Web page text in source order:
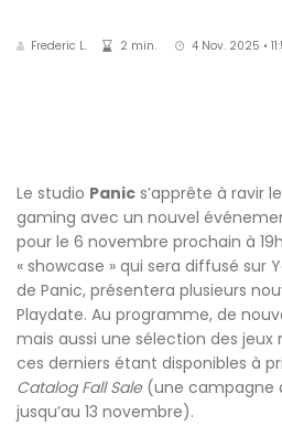
Frederic L. 2 min. 4 Nov. 2025 •
Le studio Panic s’apprête à ravir
gaming avec un nouvel
pour le 6 novembre prochain à
« showcase » qui sera diffusé sur
de Panic, présentera plusieurs
Playdate. Au programme, de
mais aussi une sélection des jeux
ces derniers étant disponibles à
Catalog Fall Sale(une campagne
jusqu’au 13 novembre).